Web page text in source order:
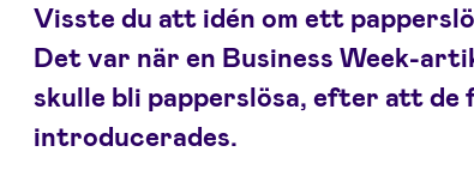
Visste du att idén om ett
Det var när en Business Week-
skulle bli papperslösa, efter att
introducerades.